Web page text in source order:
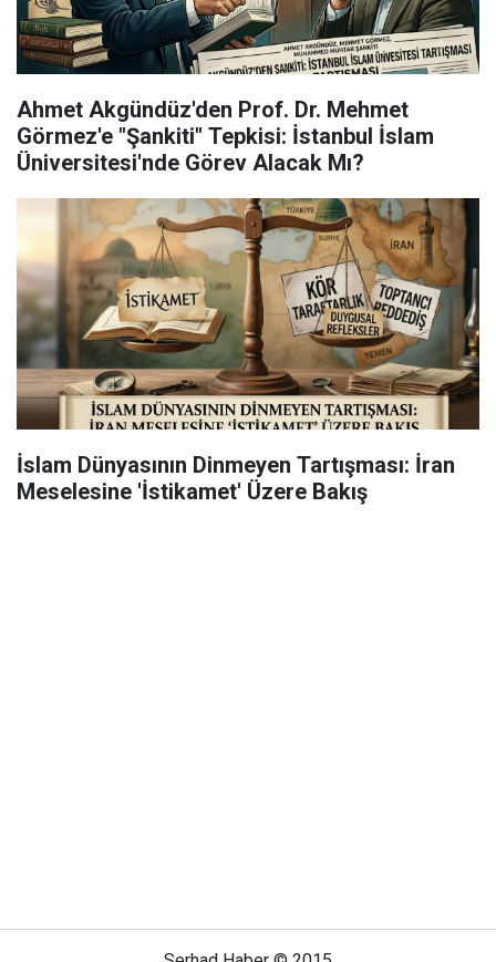
Ahmet Akgündüz'den Prof. Dr. Mehmet
Görmez'e "Şankiti" Tepkisi: İstanbul İslam
Üniversitesi'nde Görev Alacak Mı?
İslam Dünyasının Dinmeyen Tartışması: İran
Meselesine 'İstikamet' Üzere Bakış